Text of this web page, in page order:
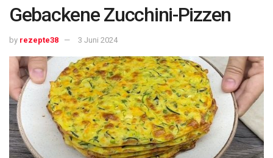
Gebackene Zucchini-Pizzen
by rezepte38 3 Juni 2024